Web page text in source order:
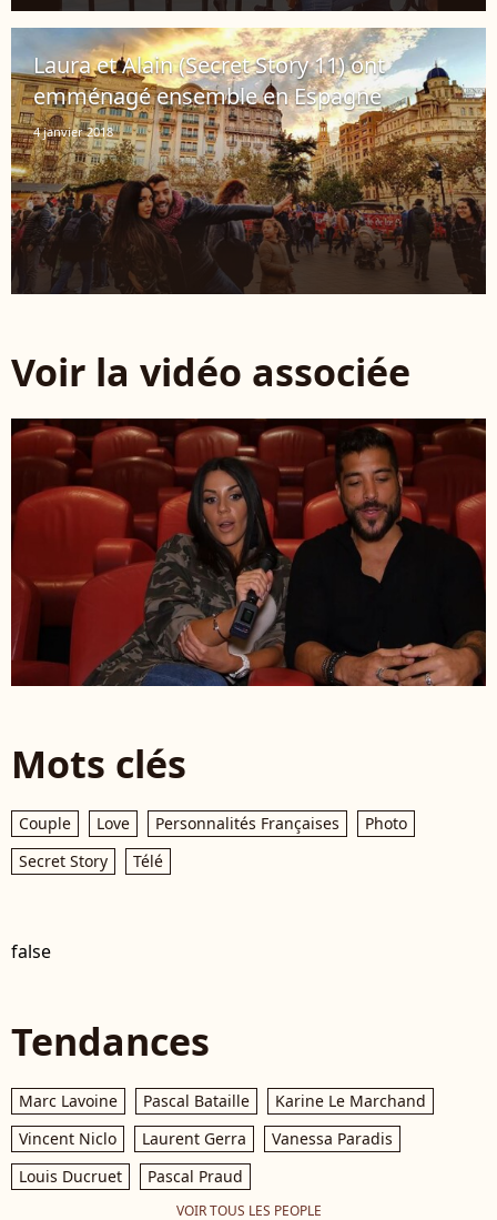
Laura et Alain (Secret Story 11) ont
emménagé ensemble en Espagne
4 janvier 2018
Voir la vidéo associée
Mots clés
Couple Love Personnalités Françaises
Photo
Secret Story
Télé
false
Tendances
Marc Lavoine Pascal Bataille
Karine Le Marchand
Vincent Niclo
Laurent Gerra
Vanessa Paradis
Louis Ducruet
Pascal Praud
VOIR TOUS LES PEOPLE